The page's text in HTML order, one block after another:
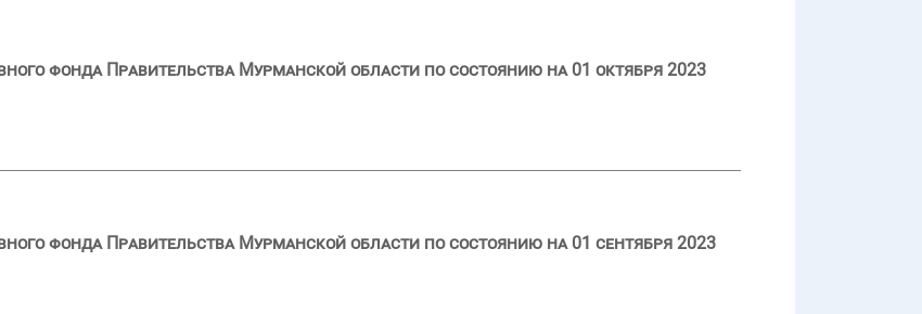
фонда Правительства Мурманской области по состоянию на 01 октября 2023
фонда Правительства Мурманской области по состоянию на 01 сентября 2023